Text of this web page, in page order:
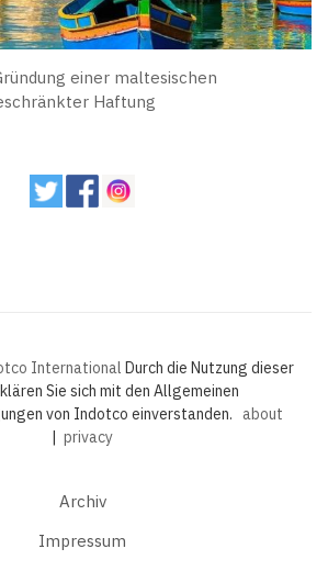
einer maltesischen
Haftung
International Durch die Nutzung dieser
Sie sich mit den Allgemeinen
von Indotco einverstanden. about
| privacy
Archiv
Impressum